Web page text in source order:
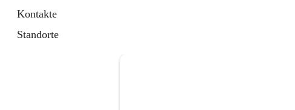
Kontakte
Standorte